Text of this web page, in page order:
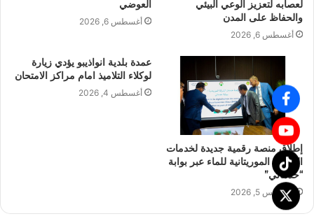
لعصابه لتعزيز الوعي البيئي
والحفاظ على المدن
أغسطس 6, 2026
العوضي
أغسطس 6, 2026
إطلاق منصة رقمية جديدة لخدمات
الشركة الموريتانية للماء عبر بوابة
“خدماتي”
أغسطس 5, 2026
عمدة بلدية انواذيبو يؤدي زيارة
لوكلاء التلاميذ امام مراكز الامتحان
أغسطس 4, 2026